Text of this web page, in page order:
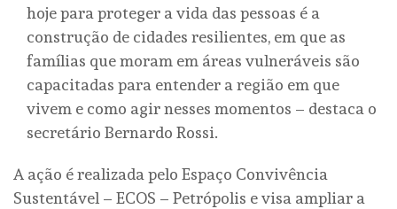
hoje para proteger a vida das pessoas é a
construção de cidades resilientes, em que as
famílias que moram em áreas vulneráveis são
capacitadas para entender a região em que
vivem e como agir nesses momentos – destaca o
secretário Bernardo Rossi.
A ação é realizada pelo Espaço Convivência
Sustentável – ECOS – Petrópolis e visa ampliar a